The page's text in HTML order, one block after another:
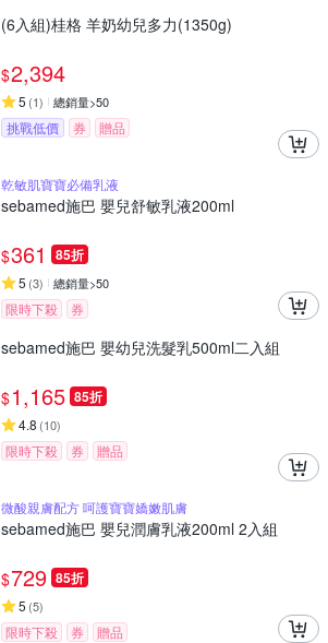
(6入組)桂格 羊奶幼兒多力(1350g)
$2,394
5 (1) 總銷量>50
挑戰低價 券 贈品
乾敏肌寶寶必備乳液
sebamed施巴 嬰兒舒敏乳液200ml
$361 85折
5 (3) 總銷量>50
限時下殺 券
sebamed施巴 嬰幼兒洗髮乳500ml二入組
$1,165 85折
4.8 (10)
限時下殺 券 贈品
微酸親膚配方 呵護寶寶嬌嫩肌膚
sebamed施巴 嬰兒潤膚乳液200ml 2入組
$729 85折
5 (5)
限時下殺 券 贈品